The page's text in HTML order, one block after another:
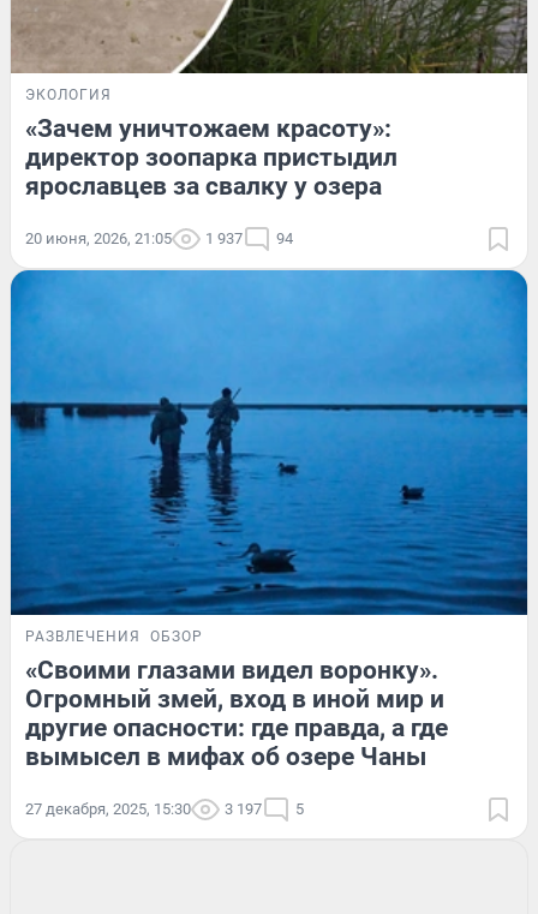
ЭКОЛОГИЯ
«Зачем уничтожаем красоту»:
директор зоопарка пристыдил
ярославцев за свалку у озера
20 июня, 2026, 21:05 1 937 94
РАЗВЛЕЧЕНИЯ ОБЗОР
«Своими глазами видел воронку».
Огромный змей, вход в иной мир и
другие опасности: где правда, а где
вымысел в мифах об озере Чаны
27 декабря, 2025, 15:30 3 197 5